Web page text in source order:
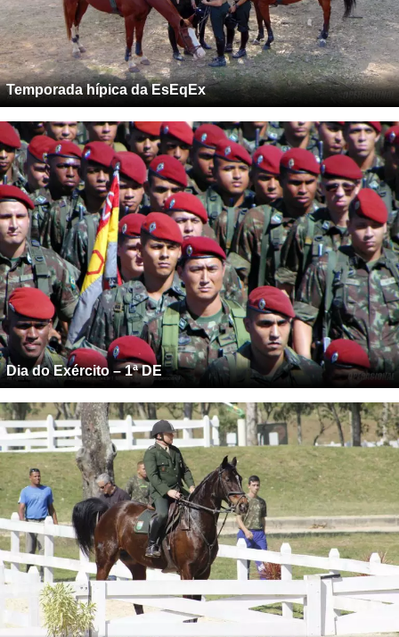
Temporada hípica da EsEqEx
Dia do Exército – 1ª DE